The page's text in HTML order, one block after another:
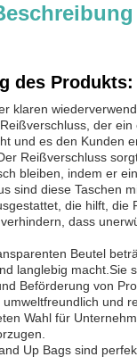
des Produkts:
klaren
der
und es den Kunden
Reißverschluss
bleiben, indem er
sind diese Taschen
die hilft, die
dass
Beutel
langlebig macht.Sie
Beförderung von
und
Wahl für
Up Bags sind